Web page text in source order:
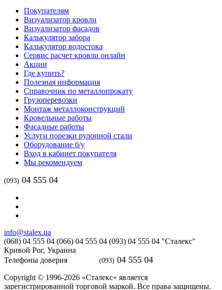
Покупателям
Визуализатор кровли
Визуализатор фасадов
Калькулятор забора
Калькулятор водостока
Сервис расчет кровли онлайн
Акции
Где купить?
Полезная информация
Справочник по металлопрокату
Грузоперевозки
Монтаж металлоконструкций
Кровельные работы
Фасадные работы
Услуги порезки рулонной стали
Оборудование б/у
Вход в кабинет покупателя
Мы рекомендуем
(093) 04 555 04
info@stalex.ua
(068) 04 555 04 (066) 04 555 04 (093) 04 555 04 "Сталекс"
Кривой Рог, Украина
Телефоны доверия
(093) 04 555 04
Copyright © 1996-2026 «Сталекс» является
зарегистрированной торговой маркой. Все права защищены.